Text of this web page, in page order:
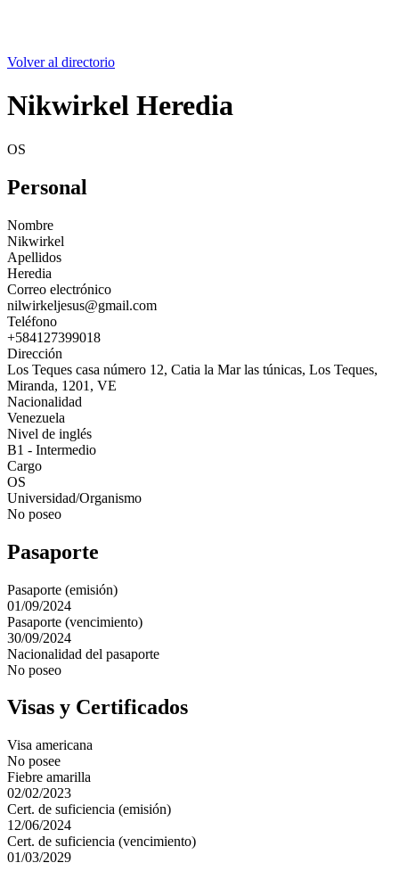
Volver al directorio
Nikwirkel Heredia
OS
Personal
Nombre
Nikwirkel
Apellidos
Heredia
Correo electrónico
nilwirkeljesus@gmail.com
Teléfono
+584127399018
Dirección
Los Teques casa número 12, Catia la Mar las túnicas, Los Teques,
Miranda, 1201, VE
Nacionalidad
Venezuela
Nivel de inglés
B1 - Intermedio
Cargo
OS
Universidad/Organismo
No poseo
Pasaporte
Pasaporte (emisión)
01/09/2024
Pasaporte (vencimiento)
30/09/2024
Nacionalidad del pasaporte
No poseo
Visas y Certificados
Visa americana
No posee
Fiebre amarilla
02/02/2023
Cert. de suficiencia (emisión)
12/06/2024
Cert. de suficiencia (vencimiento)
01/03/2029